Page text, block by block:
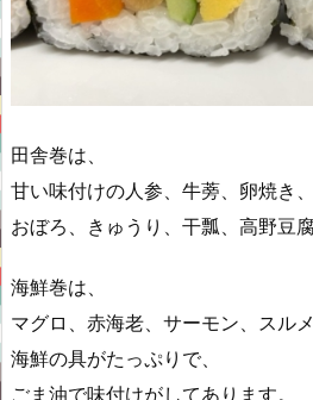
田舎巻は、
甘い味付けの人参、牛蒡、卵焼き、
おぼろ、きゅうり、干瓢、高野豆
海鮮巻は、
マグロ、赤海老、サーモン、スル
海鮮の具がたっぷりで、
ごま油で味付けがしてあります。